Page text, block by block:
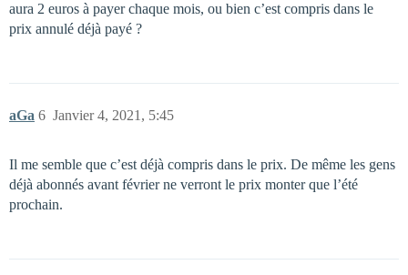
aura 2 euros à payer chaque mois, ou bien c’est compris dans le
prix annulé déjà payé ?
aGa Janvier 4, 2021, 5:45
6
Il me semble que c’est déjà compris dans le prix. De même les gens
déjà abonnés avant février ne verront le prix monter que l’été
prochain.